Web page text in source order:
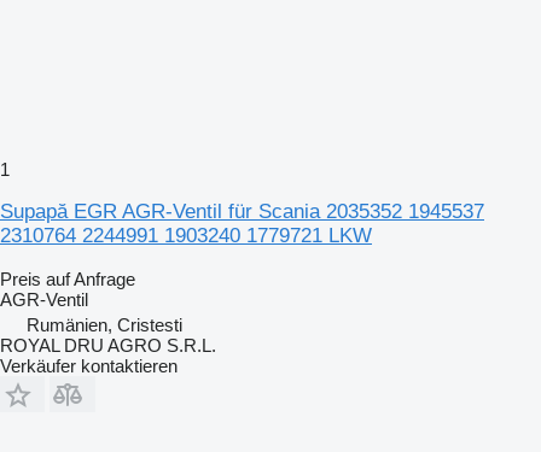
1
Supapă EGR AGR-Ventil für Scania 2035352 1945537
2310764 2244991 1903240 1779721 LKW
Preis auf Anfrage
AGR-Ventil
Rumänien, Cristesti
ROYAL DRU AGRO S.R.L.
Verkäufer kontaktieren